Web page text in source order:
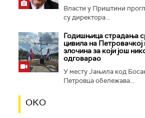
Власти у Приштини
су директора...
Годишњица страдања
цивила на Петровачкој
злочина за који још
одговарао
У месту Јањила код
Петровца обележава...
ОКО